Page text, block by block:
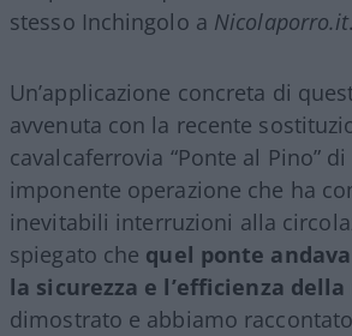
stesso Inchingolo a Nicolaporro.it.
Un’applicazione concreta di
avvenuta con la recente
cavalcaferrovia “Ponte al Pino” di
imponente operazione che ha
inevitabili interruzioni alla
spiegato che quel ponte
la sicurezza e l’efficienza
dimostrato e abbiamo